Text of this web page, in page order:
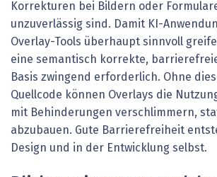
Korrekturen bei Bildern oder
unzuverlässig sind. Damit KI-
Overlay-Tools überhaupt sinnvoll
eine semantisch korrekte,
Basis zwingend erforderlich. Ohne
Quellcode können Overlays die
mit Behinderungen verschlimmern,
abzubauen. Gute Barrierefreiheit
Design und in der Entwicklung selbst.